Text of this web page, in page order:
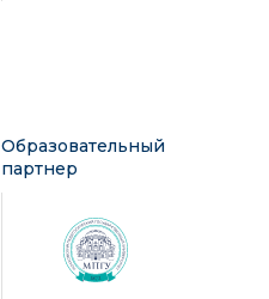
Образовательный
партнер